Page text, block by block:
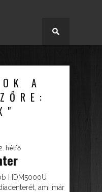
A
hétfő
HDM5000U
ami már